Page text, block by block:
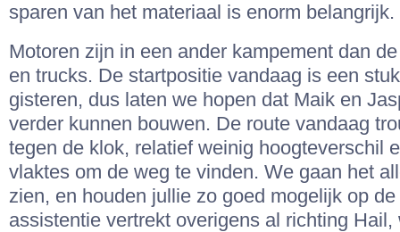
sparen van het materiaal is enorm belangrijk.
Motoren zijn in een ander kampement dan
en trucks. De startpositie vandaag is een
gisteren, dus laten we hopen dat Maik en
verder kunnen bouwen. De route vandaag
tegen de klok, relatief weinig hoogteverschil
vlaktes om de weg te vinden. We gaan het
zien, en houden jullie zo goed mogelijk op
assistentie vertrekt overigens al richting Hail,